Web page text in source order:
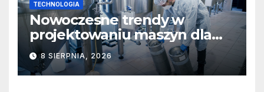
TECHNOLOGIA
Nowoczesne trendy w
projektowaniu maszyn dla
sektora spożywczego,
farmaceutycznego i
chemicznego
8 SIERPNIA, 2026